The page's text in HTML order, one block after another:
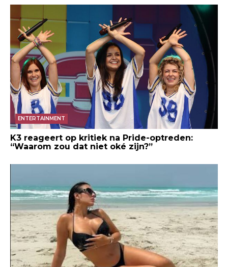
ENTERTAINMENT
K3 reageert op kritiek na Pride-optreden:
“Waarom zou dat niet oké zijn?”